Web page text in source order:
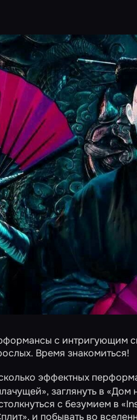
с интригующим
Время знакомиться!
эффектных
, заглянуть в «Дом
с безумием в
и побывать во